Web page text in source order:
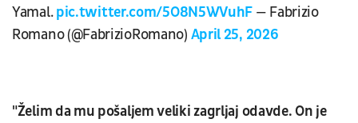
Yamal.pic.twitter.com/5O8N5WVuhF — Fabrizio
Romano (@FabrizioRomano) April 25, 2026
"Želim da mu pošaljem veliki zagrljaj odavde. On je